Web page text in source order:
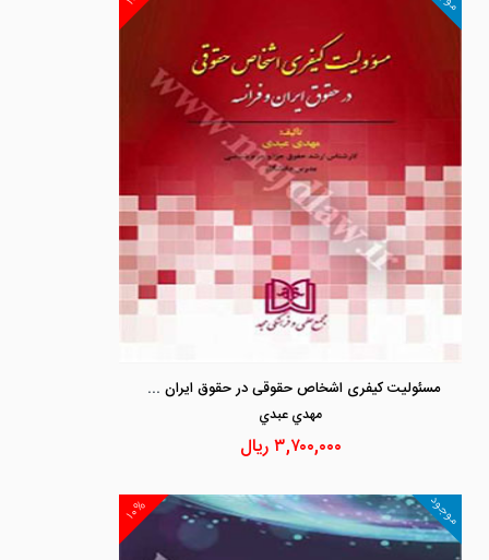
مسئولیت کیفری اشخاص حقوقی در حقوق ایران و فرانسه
مهدي عبدي
۳,۷۰۰,۰۰۰ریال
۱۰% موجود